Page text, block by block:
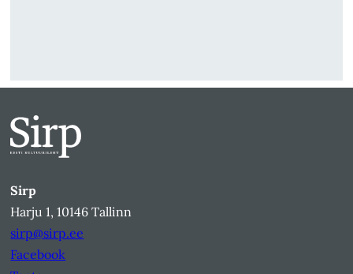
Sirp
Harju 1, 10146 Tallinn
sirp@sirp.ee
Facebook